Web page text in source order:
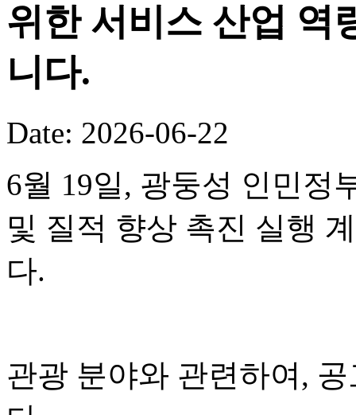
위한 서비스 산업 역
니다.
Date: 2026-06-22
6월 19일, 광둥성 인민정
및 질적 향상 촉진 실행
다.
관광 분야와 관련하여,